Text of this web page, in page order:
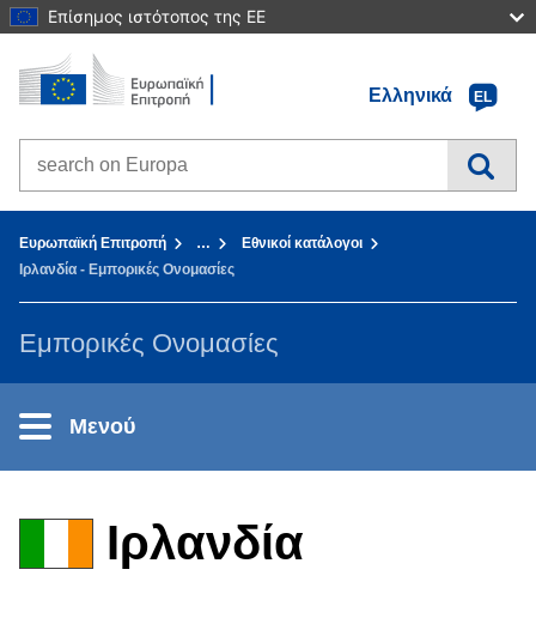
Επίσημος ιστότοπος της ΕΕ
Πηγαίνετε στο περιεχόμενο
Αρχική σελίδα - Ευρωπαϊκή Επιτροπή
Ελληνικά
EL
Search on Europa websites
Ευρωπαϊκή Επιτροπή …
Εθνικοί κατάλογοι
Ιρλανδία - Εμπορικές Ονομασίες
Εμπορικές Ονομασίες
Μενού
Ιρλανδία